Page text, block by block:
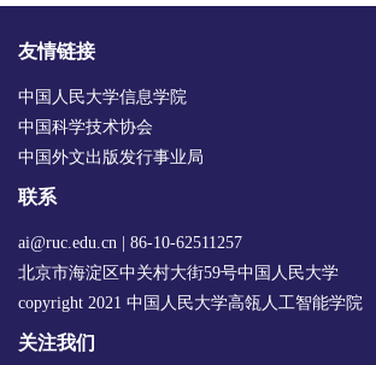
友情链接
中国人民大学信息学院
中国科学技术协会
中国外文出版发行事业局
联系
ai@ruc.edu.cn | 86-10-62511257
北京市海淀区中关村大街59号中国人民大学
copyright 2021 中国人民大学高瓴人工智能学院
关注我们